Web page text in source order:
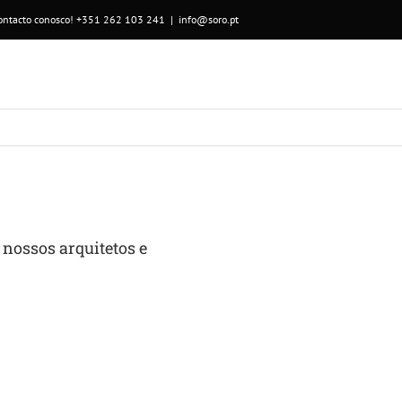
conosco! +351 262 103 241 | info@soro.pt
arquitetos e